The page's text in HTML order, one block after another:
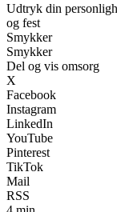
Udtryk din
og fest
Smykker
Smykker
Del og vis omsorg
X
Facebook
Instagram
LinkedIn
YouTube
Pinterest
TikTok
Mail
RSS